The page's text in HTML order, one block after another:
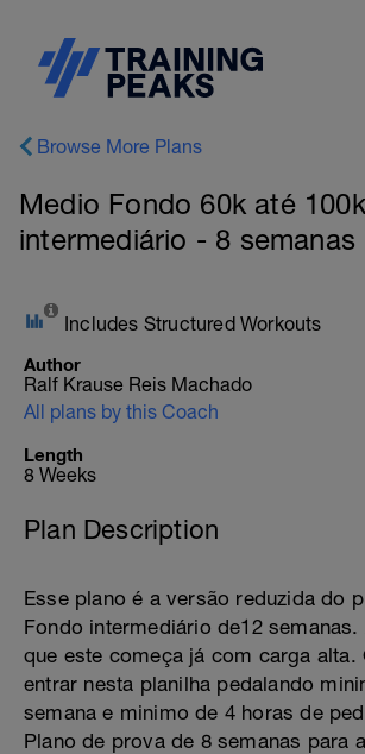
Browse More Plans
Medio Fondo 60k até 100k
intermediário - 8 semanas
Includes Structured Workouts
Author
Ralf Krause Reis Machado
All plans by this Coach
Length
8 Weeks
Plan Description
Esse plano é a versão reduzida do
Fondo intermediário de12 semanas.
que este começa já com carga alta.
entrar nesta planilha pedalando
semana e minimo de 4 horas de
Plano de prova de 8 semanas para